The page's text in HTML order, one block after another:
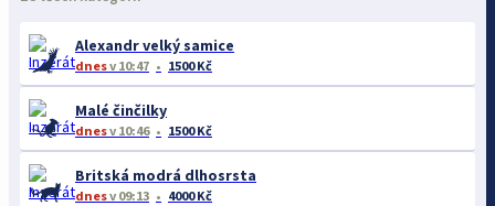
Alexandr velký samice
dnesv 10:47 1500 Kč
Malé činčilky
dnesv 10:46 1500 Kč
Britská modrá dlhosrsta
dnesv 09:13 4000 Kč